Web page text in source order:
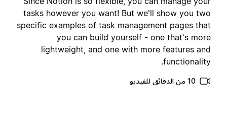
tasks however you want! But we'll show you
specific examples of task management pages
you can build yourself - one that's
lightweight, and one with more features
10 من الدقائق للفيديو